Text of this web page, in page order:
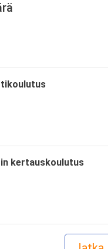
kertauskoulutus